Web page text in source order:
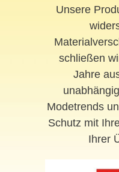
Unsere
schließen
Jahre
Modetrends
Schutz mit
Ihrer